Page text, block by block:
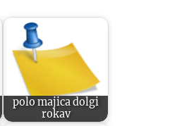
polo majica dolgi
rokav